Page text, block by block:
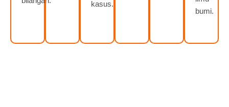
kasus.
bumi.